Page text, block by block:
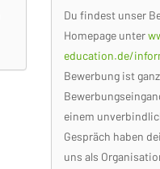
Du findest unser
Homepage unter
education.de/
Bewerbung ist
einem
Gespräch haben
uns als